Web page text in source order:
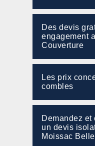
Des devis
engagement
Couverture
Les prix
combles
Demandez et
un devis
Moissac